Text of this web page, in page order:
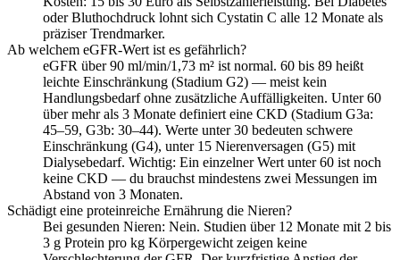
oder Bluthochdruck lohnt sich Cystatin C alle 12 Monate als
präziser Trendmarker.
Ab welchem eGFR-Wert ist es gefährlich?
eGFR über 90 ml/min/1,73 m² ist normal. 60 bis 89 heißt
leichte Einschränkung (Stadium G2) — meist kein
Handlungsbedarf ohne zusätzliche Auffälligkeiten. Unter 60
über mehr als 3 Monate definiert eine CKD (Stadium G3a:
45–59, G3b: 30–44). Werte unter 30 bedeuten schwere
Einschränkung (G4), unter 15 Nierenversagen (G5) mit
Dialysebedarf. Wichtig: Ein einzelner Wert unter 60 ist noch
keine CKD — du brauchst mindestens zwei Messungen im
Abstand von 3 Monaten.
Schädigt eine proteinreiche Ernährung die Nieren?
Bei gesunden Nieren: Nein. Studien über 12 Monate mit 2 bis
3 g Protein pro kg Körpergewicht zeigen keine